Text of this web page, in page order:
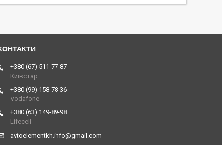
+380 (67) 511-77-87
Київстар
+380 (99) 158-78-36
Vodafone
+380 (63) 149-89-98
Lifecell
avtoelementkh.info@gmail.com